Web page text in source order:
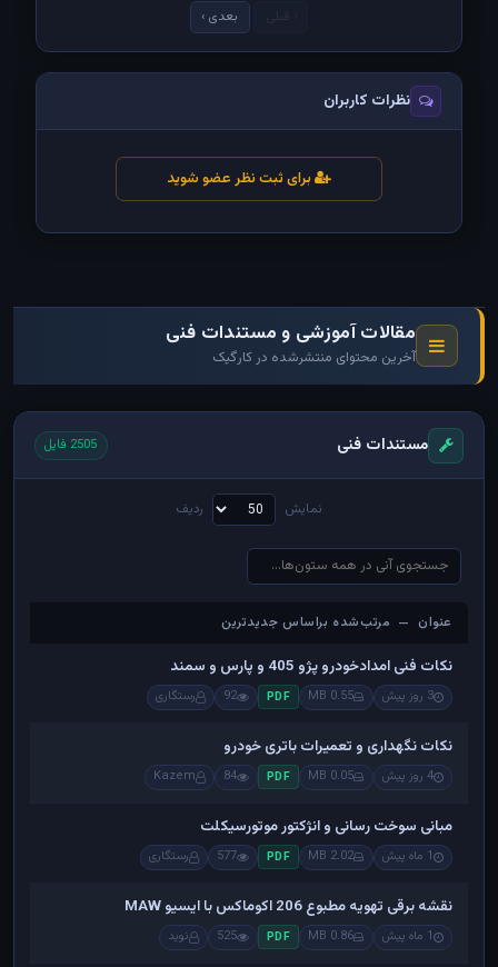
بعدی ›
نظرات کاربران
برای ثبت نظر عضو شوید
مقالات آموزشی و مستندات فنی
آخرین محتوای منتشرشده در کارگیک
مستندات فنی 2505 فایل
نمایش ردیف
عنوان — مرتب‌شده براساس جدیدترین
عنوان — مرتب‌شده براساس جدیدترین
نکات فنی امدادخودرو پژو 405 و پارس و سمند
3 روز پیش 0.55 MB
PDF
92 رستگاری
نکات نگهداری و تعمیرات باتری خودرو
4 روز پیش 0.05 MB
PDF
84
Kazem
مبانی سوخت رسانی و انژکتور موتورسیکلت
1 ماه پیش 2.02 MB
PDF
577 رستگاری
نقشه برقی تهویه مطبوع 206 اکوماکس با ایسیو MAW
1 ماه پیش 0.86 MB
PDF
525 نوید